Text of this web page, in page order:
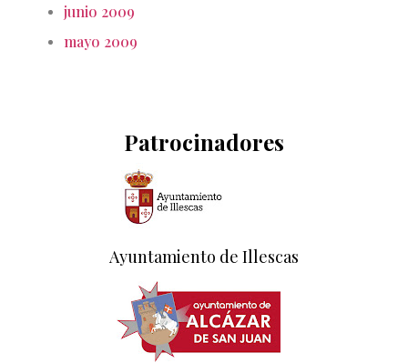
junio 2009
mayo 2009
Patrocinadores
Ayuntamiento de Illescas